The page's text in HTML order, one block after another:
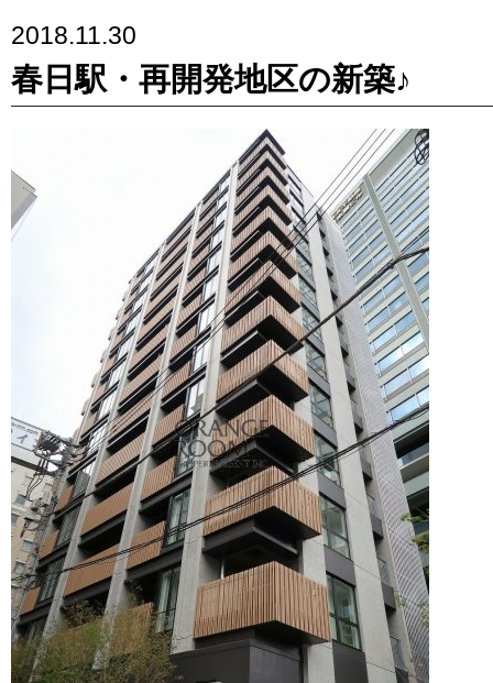
2018.11.30
春日駅・再開発地区の新築♪